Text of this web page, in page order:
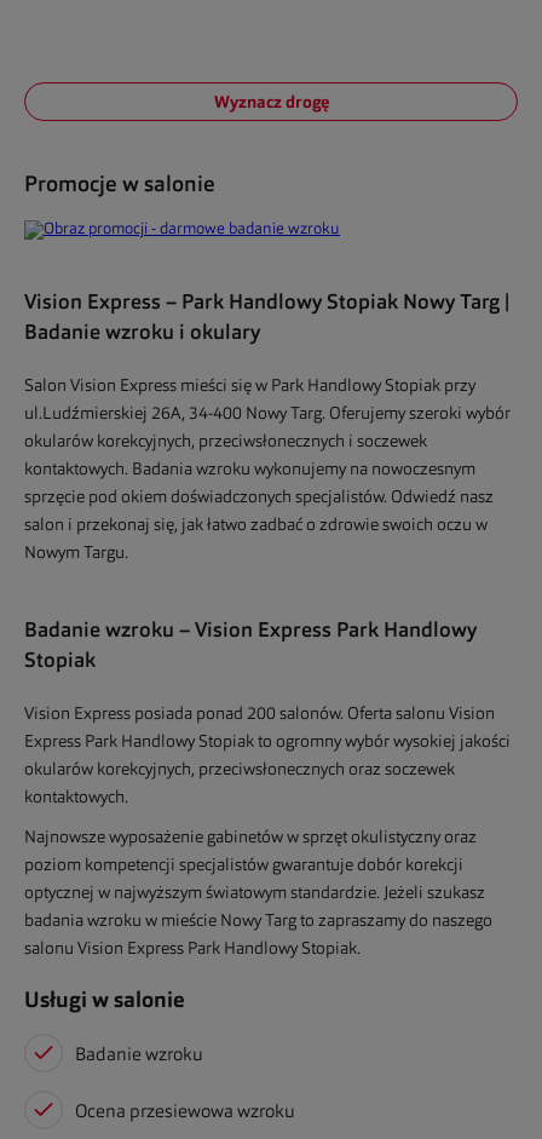
Wyznacz drogę
Promocje w salonie
Vision Express – Park Handlowy Stopiak Nowy Targ |
Badanie wzroku i okulary
Salon Vision Express mieści się w Park Handlowy Stopiak przy
ul.Ludźmierskiej 26A, 34-400 Nowy Targ. Oferujemy szeroki wybór
okularów korekcyjnych, przeciwsłonecznych i soczewek
kontaktowych. Badania wzroku wykonujemy na nowoczesnym
sprzęcie pod okiem doświadczonych specjalistów. Odwiedź nasz
salon i przekonaj się, jak łatwo zadbać o zdrowie swoich oczu w
Nowym Targu.
Badanie wzroku – Vision Express Park Handlowy
Stopiak
Vision Express posiada ponad 200 salonów. Oferta salonu Vision
Express Park Handlowy Stopiak to ogromny wybór wysokiej jakości
okularów korekcyjnych, przeciwsłonecznych oraz soczewek
kontaktowych.
Najnowsze wyposażenie gabinetów w sprzęt okulistyczny oraz
poziom kompetencji specjalistów gwarantuje dobór korekcji
optycznej w najwyższym światowym standardzie. Jeżeli szukasz
badania wzroku w mieście Nowy Targ to zapraszamy do naszego
salonu Vision Express Park Handlowy Stopiak.
Usługi w salonie
Badanie wzroku
Ocena przesiewowa wzroku